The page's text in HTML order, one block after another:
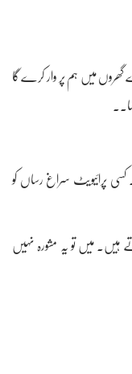
گھروں میں ہم پر وار کرے گا
پرائیویٹ سراغ رساں کو
میں تو یہ مشورہ نہیں